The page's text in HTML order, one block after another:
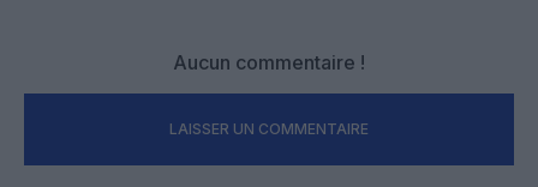
Aucun commentaire !
LAISSER UN COMMENTAIRE